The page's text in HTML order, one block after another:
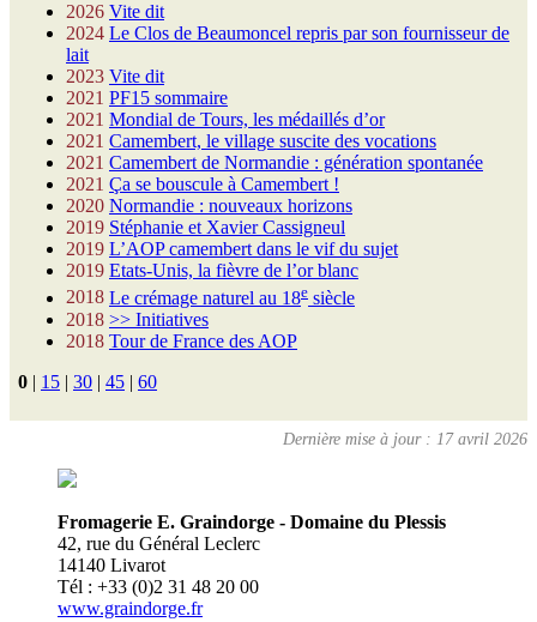
2026 Vite dit
2024 Le Clos de Beaumoncel repris par son fournisseur de
lait
2023 Vite dit
2021 PF15 sommaire
2021 Mondial de Tours, les médaillés d’or
2021 Camembert, le village suscite des vocations
2021 Camembert de Normandie : génération spontanée
2021 Ça se bouscule à Camembert !
2020 Normandie : nouveaux horizons
2019 Stéphanie et Xavier Cassigneul
2019 L’AOP camembert dans le vif du sujet
2019 Etats-Unis, la fièvre de l’or blanc
2018 Le crémage naturel au 18e siècle
2018 >> Initiatives
2018 Tour de France des AOP
0 | 15 | 30 | 45 | 60
Dernière mise à jour : 17 avril 2026
Fromagerie E. Graindorge - Domaine du Plessis
42, rue du Général Leclerc
14140 Livarot
Tél : +33 (0)2 31 48 20 00
www.graindorge.fr